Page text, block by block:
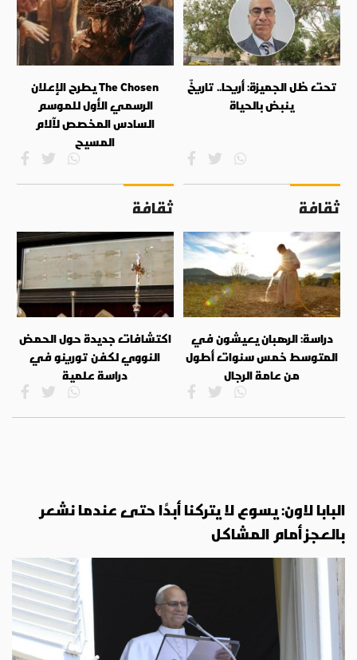
تحت ظل الجميزة: أريحا.. تاريخٌ
ينبض بالحياة
The Chosen يطرح الإعلان
الرسمي الأول للموسم
السادس المخصص لآلام
المسيح
ثقافة
دراسة: الرهبان يعيشون في
المتوسط خمس سنوات أطول
من عامة الرجال
ثقافة
اكتشافات جديدة حول الحمض
النووي لكفن تورينو في
دراسة علمية
البابا لاون: يسوع لا يتركنا أبدًا حتى عندما نشعر
بالعجز أمام المشاكل